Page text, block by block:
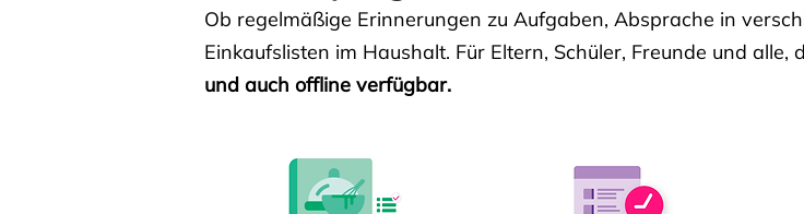
Ob regelmäßige Erinnerungen zu Aufgaben, Absprache in
Einkaufslisten im Haushalt. Für Eltern, Schüler, Freunde und
und auch offline verfügbar.